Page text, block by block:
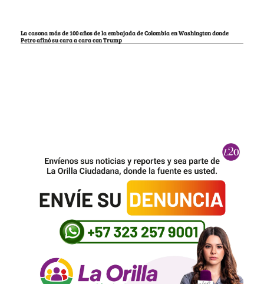
La casona más de 100 años de la embajada de Colombia en Washington donde
Petro afinó su cara a cara con Trump